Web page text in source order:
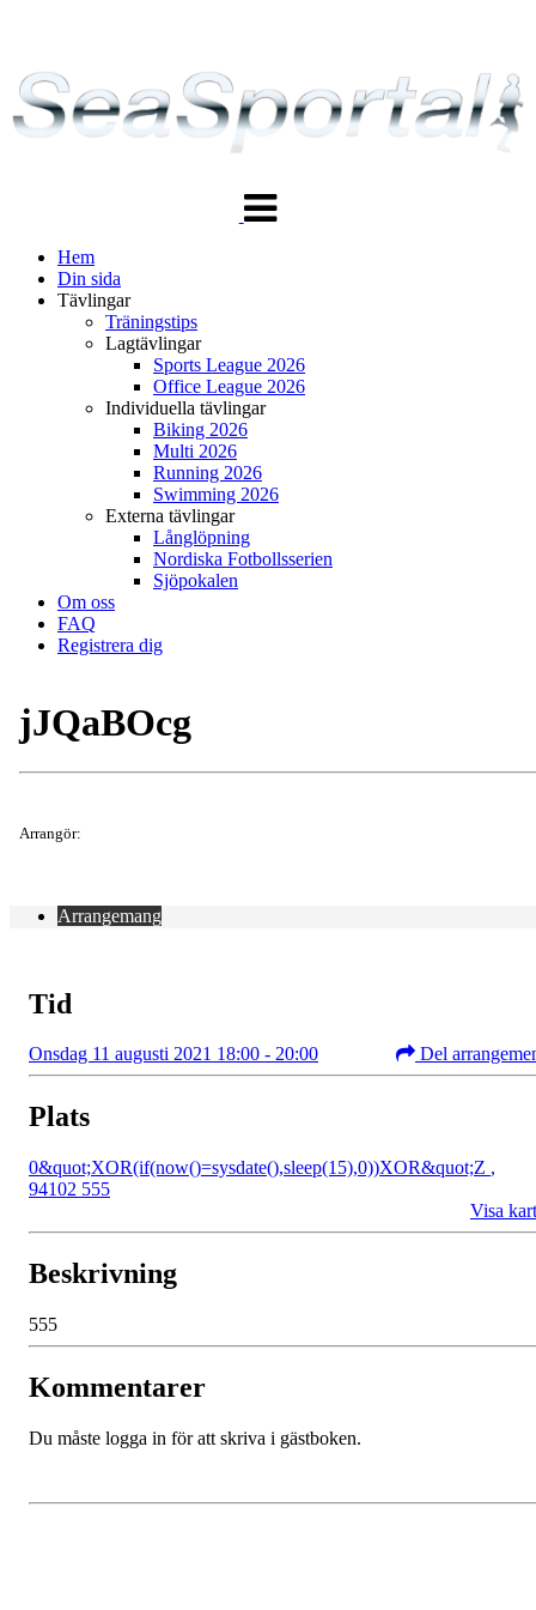
navigering
Hem
Din sida
Tävlingar
Träningstips
Lagtävlingar
Sports League 2026
Office League 2026
Individuella tävlingar
Biking 2026
Multi 2026
Running 2026
Swimming 2026
Externa tävlingar
Långlöpning
Nordiska Fotbollsserien
Sjöpokalen
Om oss
FAQ
Registrera dig
jJQaBOcg
Arrangör:
Arrangemang
Tid
Onsdag 11 augusti 2021 18:00 - 20:00 Del
Plats
0&quot;XOR(if(now()=sysdate(),sleep(15),0))XOR&quot;Z ,
94102 555
Visa
Beskrivning
555
Kommentarer
Du måste logga in för att skriva i gästboken.